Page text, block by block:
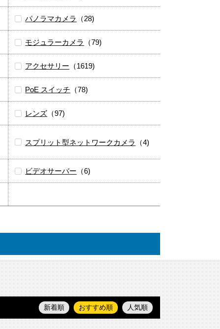
パノラマカメラ （28)
モジュラーカメラ （79)
アクセサリー （1619)
PoE スイッチ （78)
レンズ （97)
スプリット型ネットワークカメラ （4)
ビデオサーバー （6)
新着順 おすすめ順 人気順